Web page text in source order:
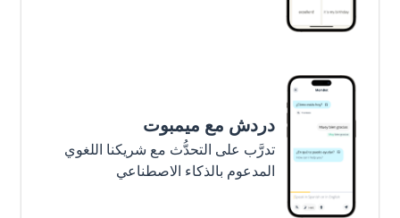
دردش مع ميمبوت
تدرَّب على التحدُّث مع شريكنا اللغوي
المدعوم بالذكاء الاصطناعي